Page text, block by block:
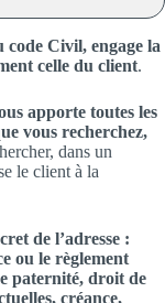
code Civil, engage la
celle du client.
apporte toutes les
vous recherchez,
dans un
le client à la
de l’adresse :
ou le règlement
paternité, droit de
créance,